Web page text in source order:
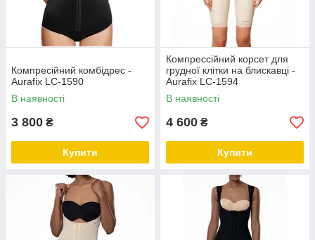
Компресійний комбідрес -
Aurafix LC-1590
В наявності
3 800 ₴
Купити
Компрессійний корсет для
грудної клітки на блискавці -
Aurafix LC-1594
В наявності
4 600 ₴
Купити